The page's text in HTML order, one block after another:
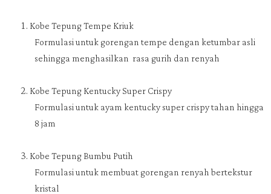
Kobe Tepung Tempe Kriuk
Formulasi untuk gorengan tempe dengan ketumbar asli
sehingga menghasilkan rasa gurih dan renyah
Kobe Tepung Kentucky Super Crispy
Formulasi untuk ayam kentucky super crispy tahan hingga
8 jam
Kobe Tepung Bumbu Putih
Formulasi untuk membuat gorengan renyah bertekstur
kristal